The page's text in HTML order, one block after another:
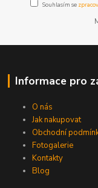
Souhlasím se
Informace pro
O nás
Jak nakupovat
Obchodní
Fotogalerie
Kontakty
Blog